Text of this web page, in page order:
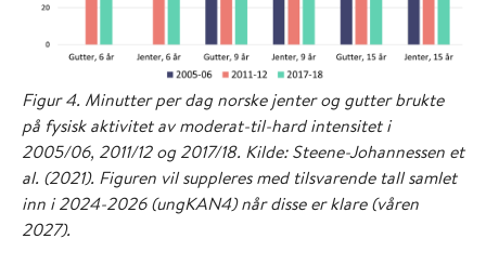
Figur 4. Minutter per dag norske jenter og gutter brukte
på fysisk aktivitet av moderat-til-hard intensitet i
2005/06, 2011/12 og 2017/18. Kilde: Steene-Johannessen et
al. (2021). Figuren vil suppleres med tilsvarende tall samlet
inn i 2024-2026 (ungKAN4) når disse er klare (våren
2027).